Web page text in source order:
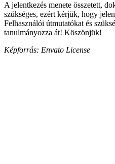
A jelentkezés menete összetett,
szükséges, ezért kérjük, hogy
Felhasználói útmutatókat és
tanulmányozza át! Köszönjük!
Képforrás: Envato License